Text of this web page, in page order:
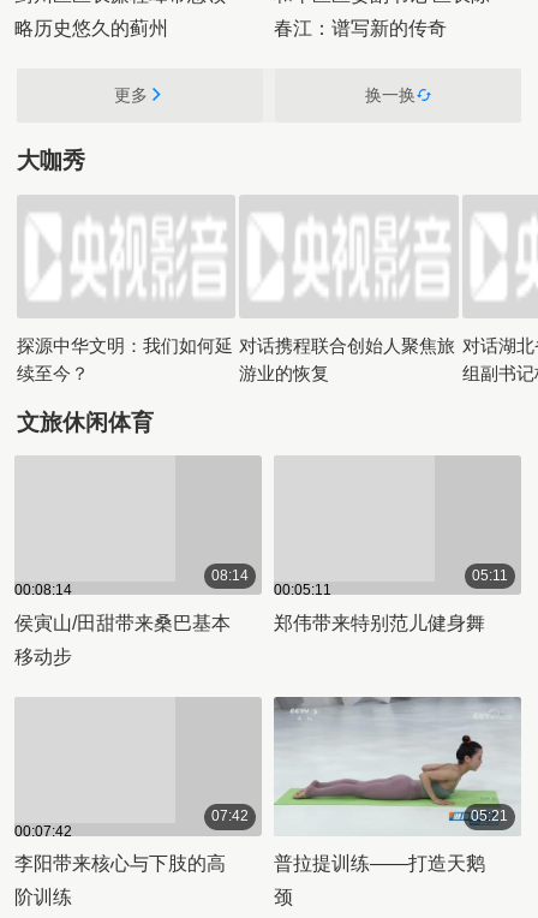
略历史悠久的蓟州
春江：谱写新的传奇
更多 换一换
大咖秀
探源中华文明：我们如何延
续至今？
对话携程联合创始人聚焦旅
游业的恢复
对话湖
组副书记
文旅休闲体育
08:14
侯寅山/田甜带来桑巴基本
移动步
00:05:11
05:11
郑伟带来特别范儿健身舞
00:07:42
07:42
李阳带来核心与下肢的高
阶训练
05:21
普拉提训练——打造天鹅
颈